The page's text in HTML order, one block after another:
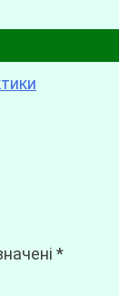
*